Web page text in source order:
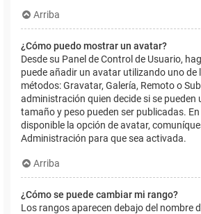
Arriba
¿Cómo puedo mostrar un avatar?
Desde su Panel de Control de Usuario,
puede añadir un avatar utilizando uno de
métodos: Gravatar, Galería, Remoto o
administración quien decide si se pueden
tamaño y peso pueden ser publicadas.
disponible la opción de avatar,
Administración para que sea activada.
Arriba
¿Cómo se puede cambiar mi rango?
Los rangos aparecen debajo del nombre